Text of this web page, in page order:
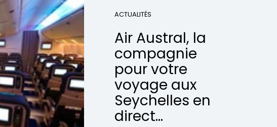
ACTUALITÉS
Air Austral, la
compagnie
pour votre
voyage aux
Seychelles en
direct...